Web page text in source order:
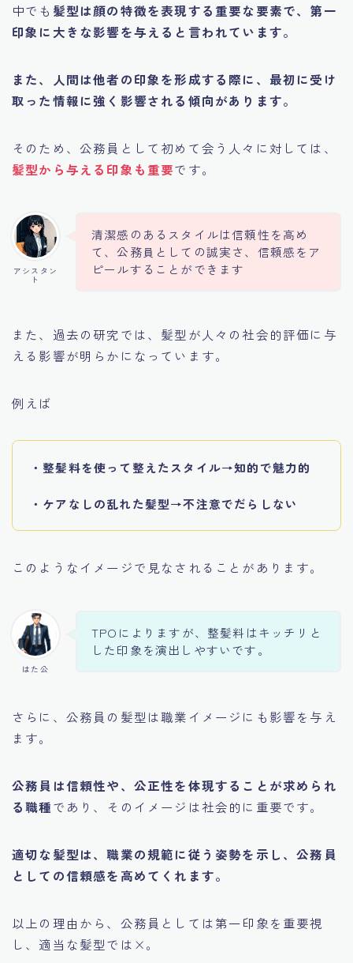
中でも 髪型は顔の特徴を表現する重要な要素で、第一
印象に大きな影響を与えると言われています。
また、人間は他者の印象を形成する際に、最初に受け
取った情報に強く影響される傾向があります。
そのため、公務員として初めて会う人々に対しては、
髪型から与える印象も重要です。
アシスタン
ト
清潔感のあるスタイルは信頼性を高め
て、公務員としての誠実さ、信頼感をア
ピールすることができます
また、過去の研究では、髪型が人々の社会的評価に与
える影響が明らかになっています。
例えば
・整髪料を使って整えたスタイル→知的で魅力的
・ケアなしの乱れた髪型→不注意でだらしない
このようなイメージで見なされることがあります。
はた公
TPOによりますが、整髪料はキッチリと
した印象を演出しやすいです。
さらに、公務員の髪型は職業イメージにも影響を与え
ます。
公務員は信頼性や、公正性を体現することが求められ
る職種であり、そのイメージは社会的に重要です。
適切な髪型は、職業の規範に従う姿勢を示し、公務員
としての信頼感を高めてくれます。
以上の理由から、公務員としては第一印象を重要視
し、適当な髪型では×。